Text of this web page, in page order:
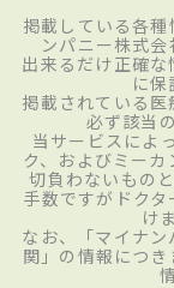
掲載している各
ンパニー株式会
出来るだけ正確
に保
掲載されている
必ず該当
当サービスによ
ク、およびミー
切負わないもの
手数ですがドク
け
なお、「マイナ
関」の情報につき